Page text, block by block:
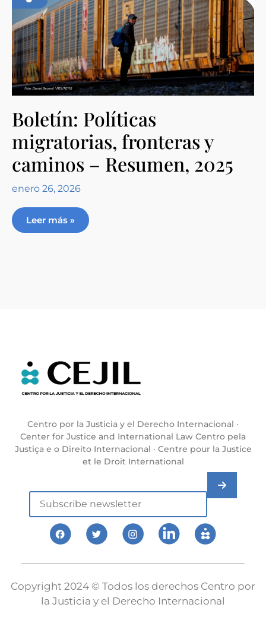
Boletín: Políticas
migratorias, fronteras y
caminos – Resumen, 2025
enero 26, 2026
Leer más »
Centro por la Justicia y el Derecho Internacional ·
Center for Justice and International Law Centro pela
Justiça e o Direito Internacional · Centre pour la Justice
et le Droit International
Copyright 2024 © Todos los derechos Centro por
la Justicia y el Derecho Internacional